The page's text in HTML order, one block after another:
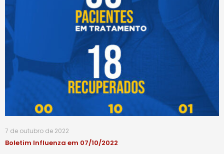
7 de outubro de 2022
Boletim Influenza em 07/10/2022